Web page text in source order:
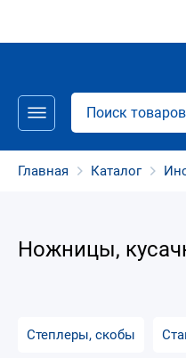
Главная Каталог
Ножницы,
Степлеры, скобы